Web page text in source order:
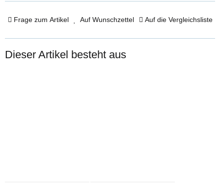
Frage zum Artikel Auf Wunschzettel Auf die Vergleichsliste
Dieser Artikel besteht aus